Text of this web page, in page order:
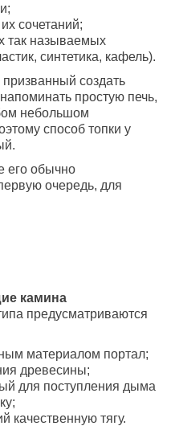
сочетаний;
так называемых
синтетика, кафель).
создать
простую печь,
небольшом
способ топки у
его обычно
очередь, для
камина
предусматриваются
материалом портал;
древесины;
для поступления дыма
качественную тягу.